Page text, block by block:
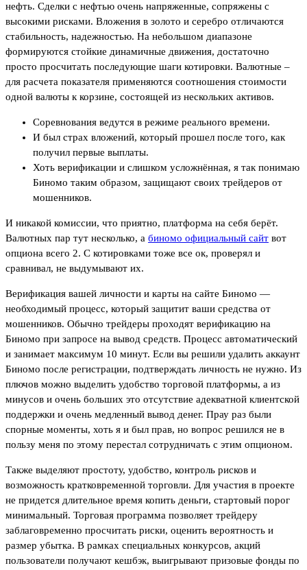
нефть. Сделки с нефтью очень напряженные, сопряжены с
высокими рисками. Вложения в золото и серебро отличаются
стабильность, надежностью. На небольшом диапазоне
формируются стойкие динамичные движения, достаточно
просто просчитать последующие шаги котировки. Валютные –
для расчета показателя применяются соотношения стоимости
одной валюты к корзине, состоящей из нескольких активов.
Соревнования ведутся в режиме реального времени.
И был страх вложений, который прошел после того, как
получил первые выплаты.
Хоть верификации и слишком усложнённая, я так понимаю
Биномо таким образом, защищают своих трейдеров от
мошенников.
И никакой комиссии, что приятно, платформа на себя берёт.
Валютных пар тут несколько, а биномо официальный сайт вот
опциона всего 2. С котировками тоже все ок, проверял и
сравнивал, не выдумывают их.
Верификация вашей личности и карты на сайте Биномо —
необходимый процесс, который защитит ваши средства от
мошенников. Обычно трейдеры проходят верификацию на
Биномо при запросе на вывод средств. Процесс автоматический
и занимает максимум 10 минут. Если вы решили удалить аккаунт
Биномо после регистрации, подтверждать личность не нужно. Из
плючов можно выделить удобство торговой платформы, а из
минусов и очень больших это отсутствие адекватной клиентской
поддержки и очень медленный вывод денег. Прау раз были
спорные моменты, хоть я и был прав, но вопрос решился не в
пользу меня по этому перестал сотрудничать с этим опционом.
Также выделяют простоту, удобство, контроль рисков и
возможность кратковременной торговли. Для участия в проекте
не придется длительное время копить деньги, стартовый порог
минимальный. Торговая программа позволяет трейдеру
заблаговременно просчитать риски, оценить вероятность и
размер убытка. В рамках специальных конкурсов, акций
пользователи получают кешбэк, выигрывают призовые фонды по